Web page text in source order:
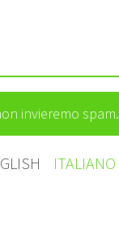
invieremo spam.
ITALIANO